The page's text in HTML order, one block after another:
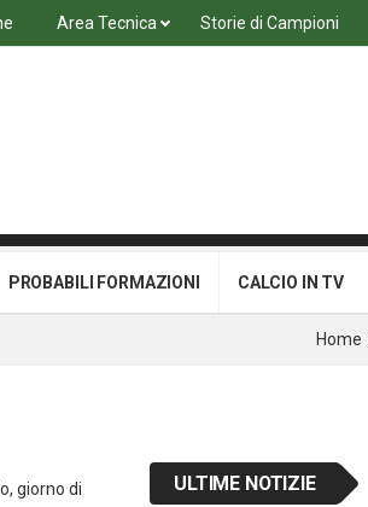
Area Tecnica Storie di Campioni
PROBABILI FORMAZIONI CALCIO IN TV
Home
giorno di
ULTIME NOTIZIE